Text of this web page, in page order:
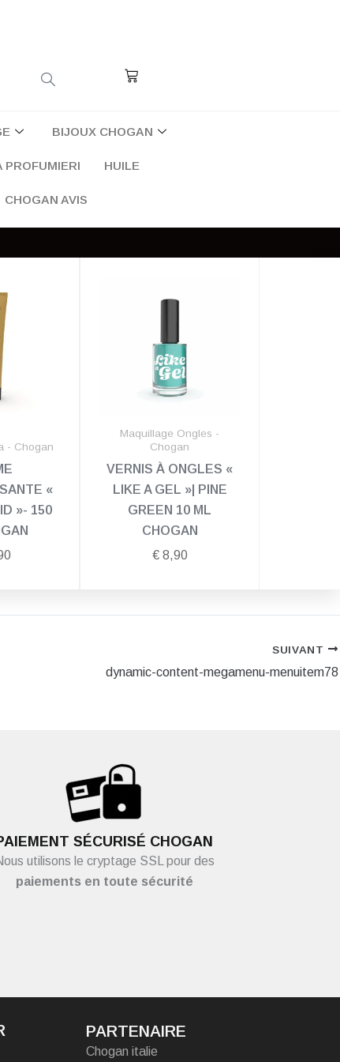
Cart
BIJOUX CHOGAN
PROFUMIERI HUILE
CHOGAN AVIS
×
- Chogan
«
»- 150
Maquillage Ongles -
Chogan
VERNIS À ONGLES «
LIKE A GEL »| PINE
GREEN 10 ML
CHOGAN
€8,90
SUIVANT
dynamic-content-megamenu-menuitem78
SÉCURISÉ CHOGAN
utilisons le cryptage SSL pour des
paiements en toute sécurité
PARTENAIRE
Chogan italie